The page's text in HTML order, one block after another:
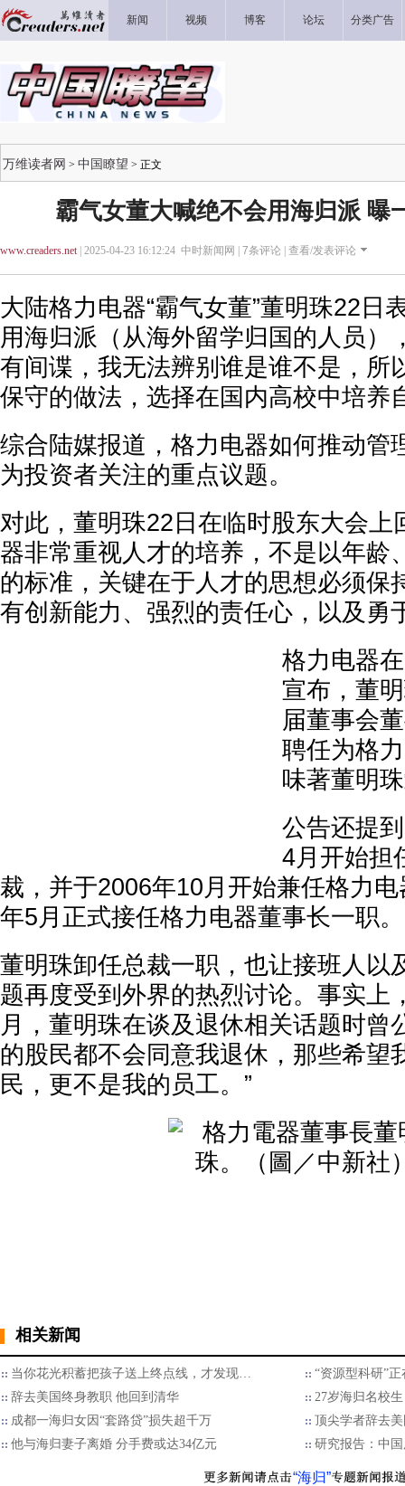
新闻 视频 博客 论坛 分类广告
万维读者网 > 中国瞭望 > 正文
霸气女董大喊绝不会用海归派 曝
www.creaders.net| 2025-04-23 16:12:24 中时新闻网 | 7条评论 | 查看/发表评论
大陆格力电器“霸气女董”董明珠22日
用海归派（从海外留学归国的人员）
有间谍，我无法辨别谁是谁不是，所
保守的做法，选择在国内高校中培养
综合陆媒报道，格力电器如何推动管
为投资者关注的重点议题。
对此，董明珠22日在临时股东大会上
器非常重视人才的培养，不是以年龄
的标准，关键在于人才的思想必须保
有创新能力、强烈的责任心，以及勇
格力电器
宣布，董
届董事会
聘任为格
味著董明
公告还提
4月开始担
裁，并于2006年10月开始兼任格力
年5月正式接任格力电器董事长一职。
董明珠卸任总裁一职，也让接班人以
题再度受到外界的热烈讨论。事实上
月，董明珠在谈及退休相关话题时曾
的股民都不会同意我退休，那些希望
民，更不是我的员工。”
相关新闻
当你花光积蓄把孩子送上终点线，才发现…
“资源型科研”
辞去美国终身教职 他回到清华
27岁海归名校
成都一海归女因“套路贷”损失超千万
顶尖学者辞去
他与海归妻子离婚 分手费或达34亿元
研究报告：中
“海归”